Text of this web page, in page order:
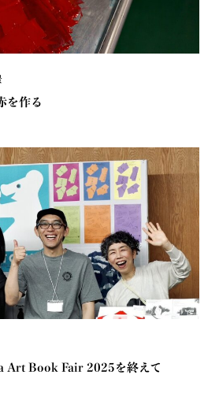
を作る
Art Book Fair 2025を終えて